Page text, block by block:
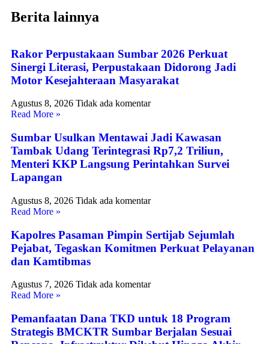
Berita lainnya
Rakor Perpustakaan Sumbar 2026 Perkuat
Sinergi Literasi, Perpustakaan Didorong Jadi
Motor Kesejahteraan Masyarakat
Agustus 8, 2026 Tidak ada komentar
Read More »
Sumbar Usulkan Mentawai Jadi Kawasan
Tambak Udang Terintegrasi Rp7,2 Triliun,
Menteri KKP Langsung Perintahkan Survei
Lapangan
Agustus 8, 2026 Tidak ada komentar
Read More »
Kapolres Pasaman Pimpin Sertijab Sejumlah
Pejabat, Tegaskan Komitmen Perkuat Pelayanan
dan Kamtibmas
Agustus 7, 2026 Tidak ada komentar
Read More »
Pemanfaatan Dana TKD untuk 18 Program
Strategis BMCKTR Sumbar Berjalan Sesuai